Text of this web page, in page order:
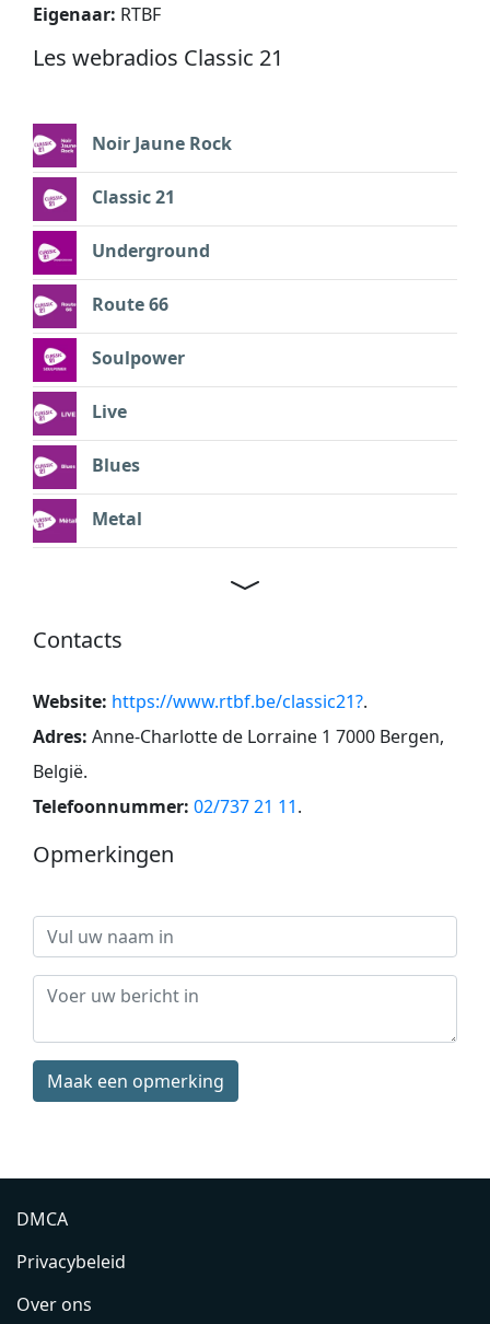
Eigenaar: RTBF
Les webradios Classic 21
Noir Jaune Rock
Classic 21
Underground
Route 66
Soulpower
Live
Blues
Metal
Contacts
Website: https://www.rtbf.be/classic21?.
Adres: Anne-Charlotte de Lorraine 1 7000 Bergen,
België.
Telefoonnummer: 02/737 21 11.
Opmerkingen
Maak een opmerking
DMCA
Privacybeleid
Over ons